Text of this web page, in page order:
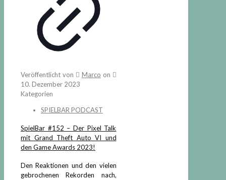
Veröffentlicht von Marco on
10. Dezember 2023
Kategorien
SPIELBAR PODCAST
SpielBar #152 – Der Pixel Talk
mit Grand Theft Auto VI und
den Game Awards 2023!
Den Reaktionen und den vielen
gebrochenen Rekorden nach,